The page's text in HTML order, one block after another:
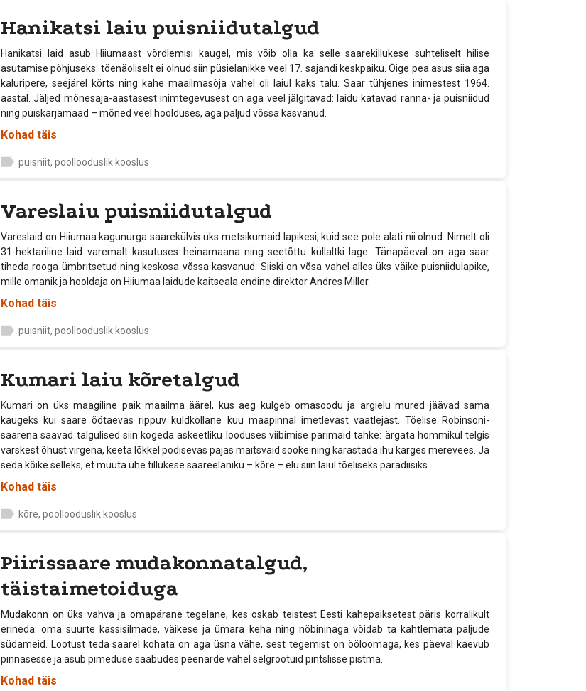
Hanikatsi laiu puisniidutalgud
Hanikatsi laid asub Hiiumaast võrdlemisi kaugel, mis võib olla ka selle saarekillukese suhteliselt hilise
asutamise põhjuseks: tõenäoliselt ei olnud siin püsielanikke veel 17. sajandi keskpaiku. Õige pea asus siia aga
kaluripere, seejärel kõrts ning kahe maailmasõja vahel oli laiul kaks talu. Saar tühjenes inimestest 1964.
aastal. Jäljed mõnesaja-aastasest inimtegevusest on aga veel jälgitavad: laidu katavad ranna- ja puisniidud
ning puiskarjamaad – mõned veel hoolduses, aga paljud võssa kasvanud.
Kohad täis
puisniit, poollooduslik kooslus
Vareslaiu puisniidutalgud
Vareslaid on Hiiumaa kagunurga saarekülvis üks metsikumaid lapikesi, kuid see pole alati nii olnud. Nimelt oli
31-hektariline laid varemalt kasutuses heinamaana ning seetõttu küllaltki lage. Tänapäeval on aga saar
tiheda rooga ümbritsetud ning keskosa võssa kasvanud. Siiski on võsa vahel alles üks väike puisniidulapike,
mille omanik ja hooldaja on Hiiumaa laidude kaitseala endine direktor Andres Miller.
Kohad täis
puisniit, poollooduslik kooslus
Kumari laiu kõretalgud
Kumari on üks maagiline paik maailma äärel, kus aeg kulgeb omasoodu ja argielu mured jäävad sama
kaugeks kui saare öötaevas rippuv kuldkollane kuu maapinnal imetlevast vaatlejast. Tõelise Robinsoni-
saarena saavad talgulised siin kogeda askeetliku looduses viibimise parimaid tahke: ärgata hommikul telgis
värskest õhust virgena, keeta lõkkel podisevas pajas maitsvaid sööke ning karastada ihu karges merevees. Ja
seda kõike selleks, et muuta ühe tillukese saareelaniku – kõre – elu siin laiul tõeliseks paradiisiks.
Kohad täis
kõre, poollooduslik kooslus
Piirissaare mudakonnatalgud,
täistaimetoiduga
Mudakonn on üks vahva ja omapärane tegelane, kes oskab teistest Eesti kahepaiksetest päris korralikult
erineda: oma suurte kassisilmade, väikese ja ümara keha ning nöbininaga võidab ta kahtlemata paljude
südameid. Lootust teda saarel kohata on aga üsna vähe, sest tegemist on ööloomaga, kes päeval kaevub
pinnasesse ja asub pimeduse saabudes peenarde vahel selgrootuid pintslisse pistma.
Kohad täis